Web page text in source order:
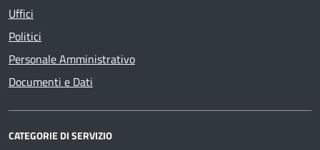
Uffici
Politici
Personale Amministrativo
Documenti e Dati
CATEGORIE DI SERVIZIO